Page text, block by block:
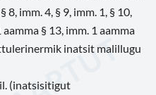
8, imm. 4, § 9, imm. 1, § 10,
§ 13, imm. 1 aamma
inatsit malillugu
(inatsisitigut